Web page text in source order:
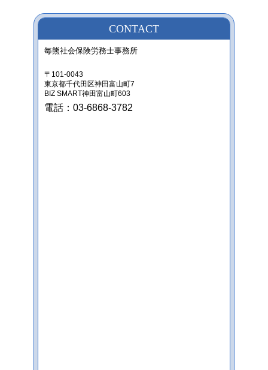
CONTACT
毎熊社会保険労務士事務所
〒101-0043
東京都千代田区神田富山町7
BIZ SMART神田富山町603
電話：03-6868-3782